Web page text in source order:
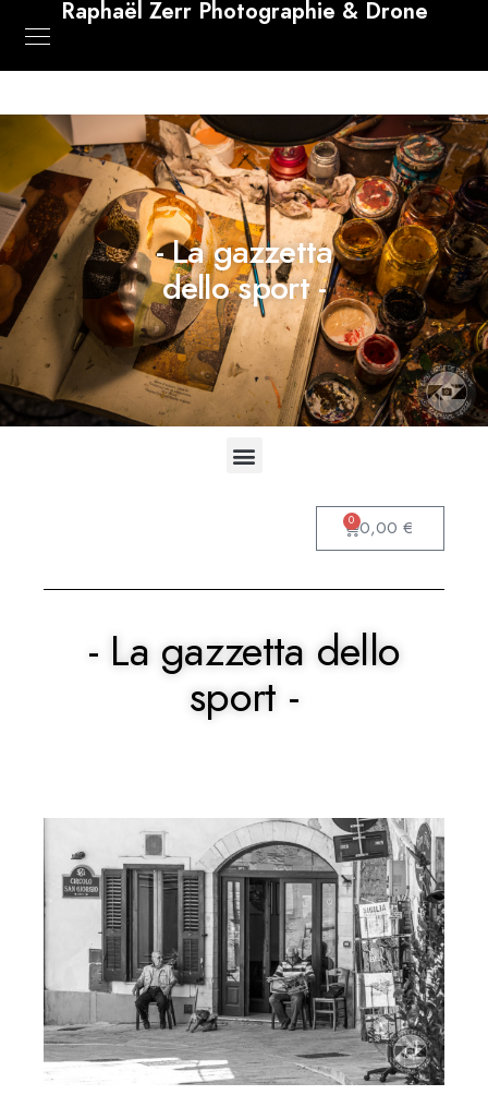
Raphaël Zerr Photographie & Drone
- La gazzetta
dello sport -
0,00 €
0
- La gazzetta dello
sport -